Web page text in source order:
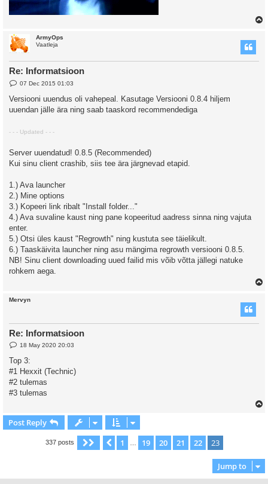
ArmyOps
Vaatleja
Re: Informatsioon
P
s
t
07 Dec 2015 01:03
Versiooni uuendus oli vahepeal. Kasutage Versiooni 0.8.4 hiljem
uuendan jälle ära ning saab taaskord recommendediga
- - - Updated - - -
Server uuendatud! 0.8.5 (Recommended)
Kui sinu client crashib, siis tee ära järgnevad etapid.
1.) Ava launcher
2.) Mine options
3.) Kopeeri link ribalt "Install folder..."
4.) Ava suvaline kaust ning pane kopeeritud aadress sinna ning vajuta
enter.
5.) Otsi üles kaust "Regrowth" ning kustuta see täielikult.
6.) Taaskäivita launcher ning asu mängima regrowth versiooni 0.8.5.
NB! Sinu client downloading uued failid mis võib võtta jällegi natuke
rohkem aega.
Mervyn
Re: Informatsioon
P
s
t
18 May 2020 20:03
Top 3:
#1 Hexxit (Technic)
#2 tulemas
#3 tulemas
Post Reply
337 posts Page 23 of 23
Previous
1 … 19 20 21 22 23
Jump to